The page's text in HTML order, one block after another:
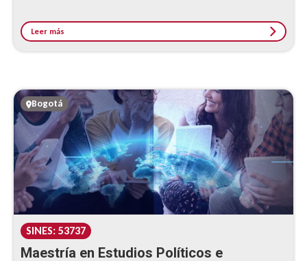
Leer más
Bogotá
SINES: 53737
Maestría en Estudios Políticos e